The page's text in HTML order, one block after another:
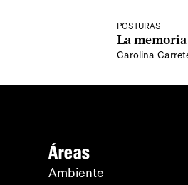
POSTURAS
La
Carolina
Áreas
Ambiente